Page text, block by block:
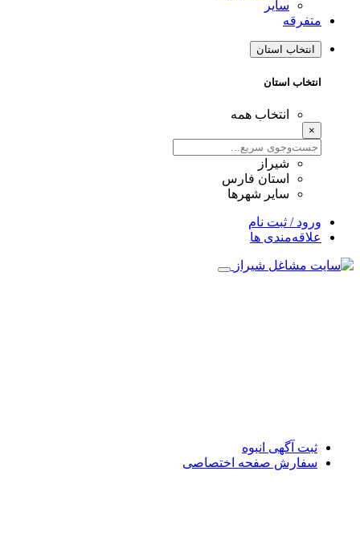
سایر
متفرقه
انتخاب استان
انتخاب استان
انتخاب همه
×
شیراز
استان فارس
سایر شهرها
ورود / ثبت نام
علاقه‌مندی ها
ثبت آگهی انبوه
سفارش صفحه اختصاصی